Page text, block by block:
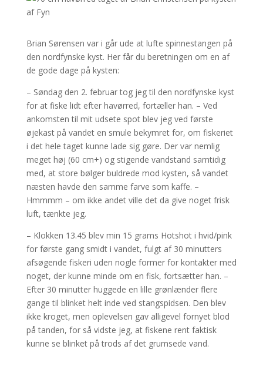
Brian Sørensen var i går ude at lufte spinnestangen på
den nordfynske kyst. Her får du beretningen om en af
de gode dage på kysten:
– Søndag den 2. februar tog jeg til den nordfynske kyst
for at fiske lidt efter havørred, fortæller han. – Ved
ankomsten til mit udsete spot blev jeg ved første
øjekast på vandet en smule bekymret for, om fiskeriet
i det hele taget kunne lade sig gøre. Der var nemlig
meget høj (60 cm+) og stigende vandstand samtidig
med, at store bølger buldrede mod kysten, så vandet
næsten havde den samme farve som kaffe. –
Hmmmm – om ikke andet ville det da give noget frisk
luft, tænkte jeg.
– Klokken 13.45 blev min 15 grams Hotshot i hvid/pink
for første gang smidt i vandet, fulgt af 30 minutters
afsøgende fiskeri uden nogle former for kontakter med
noget, der kunne minde om en fisk, fortsætter han. –
Efter 30 minutter huggede en lille grønlænder flere
gange til blinket helt inde ved stangspidsen. Den blev
ikke kroget, men oplevelsen gav alligevel fornyet blod
på tanden, for så vidste jeg, at fiskene rent faktisk
kunne se blinket på trods af det grumsede vand.